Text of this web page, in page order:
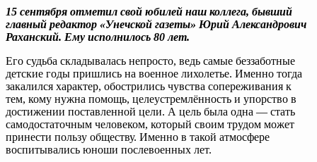
15 сентября отметил свой юбилей наш коллега, бывший
главный редактор «Унечской газеты» Юрий Александрович
Раханский. Ему исполнилось 80 лет.
Его судьба складывалась непросто, ведь самые беззаботные
детские годы пришлись на военное лихолетье. Именно тогда
закалился характер, обострились чувства сопереживания к
тем, кому нужна помощь, целеустремлённость и упорство в
достижении поставленной цели. А цель была одна — стать
самодостаточным человеком, который своим трудом может
принести пользу обществу. Именно в такой атмосфере
воспитывались юноши послевоенных лет.